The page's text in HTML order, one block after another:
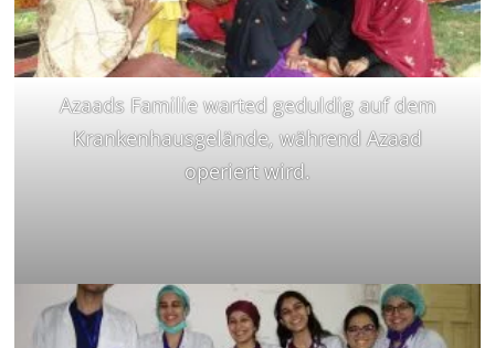
Azaads Familie warted geduldig auf dem
Krankenhausgelände, während Azaad
operiert wird.